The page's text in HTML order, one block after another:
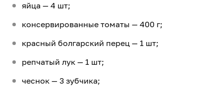
яйца — 4 шт;
консервированные томаты — 400 г;
красный болгарский перец — 1 шт;
репчатый лук — 1 шт;
чеснок — 3 зубчика;